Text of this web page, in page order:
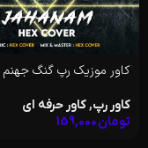
کاور موزیک رپ گنگ جهنم
کاور رپ, کاور حرفه ای
تومان